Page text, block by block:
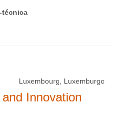
técnica
Luxembourg, Luxemburgo
Innovation